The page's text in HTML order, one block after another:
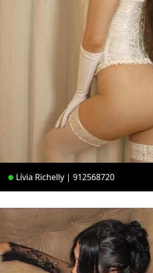
Lívia Richelly | 912568720